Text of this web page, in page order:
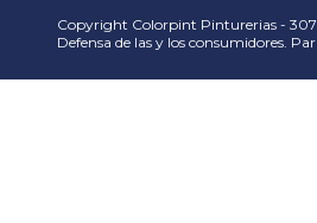
Copyright Colorpint Pinturerias -
Defensa de las y los consumidores.